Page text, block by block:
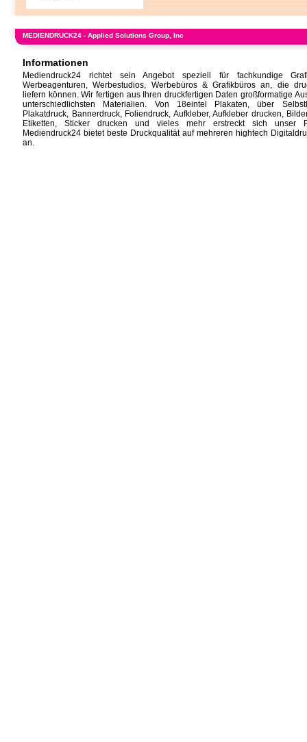
MEDIENDRUCK24 - Applied Solutions Group, Inc
Informationen
Mediendruck24 richtet sein Angebot speziell für fachkundige
Werbeagenturen, Werbestudios, Werbebüros & Grafikbüros an, die
liefern können. Wir fertigen aus Ihren druckfertigen Daten großformatige
unterschiedlichsten Materialien. Von 18eintel Plakaten, über
Plakatdruck, Bannerdruck, Foliendruck, Aufkleber, Aufkleber drucken,
Etiketten, Sticker drucken und vieles mehr erstreckt sich unser
Mediendruck24 bietet beste Druckqualität auf mehreren hightech
an.